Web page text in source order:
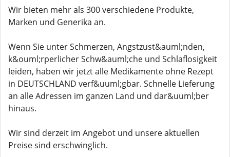
Wir bieten mehr als 300 verschiedene Produkte,
Marken und Generika an.
Wenn Sie unter Schmerzen, Angstzust&auml;nden,
k&ouml;rperlicher Schw&auml;che und Schlaflosigkeit
leiden, haben wir jetzt alle Medikamente ohne Rezept
in DEUTSCHLAND verf&uuml;gbar. Schnelle Lieferung
an alle Adressen im ganzen Land und dar&uuml;ber
hinaus.
Wir sind derzeit im Angebot und unsere aktuellen
Preise sind erschwinglich.